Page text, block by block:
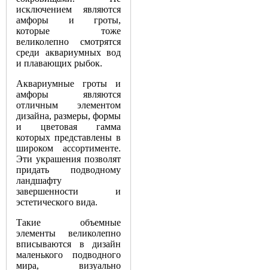
исключением являются
амфоры и гроты,
которые тоже
великолепно смотрятся
среди аквариумных вод
и плавающих рыбок.
Аквариумные гроты и
амфоры являются
отличным элементом
дизайна, размеры, формы
и цветовая гамма
которых представлены в
широком ассортименте.
Эти украшения позволят
придать подводному
ландшафту
завершенности и
эстетического вида.
Такие объемные
элементы великолепно
вписываются в дизайн
маленького подводного
мира, визуально